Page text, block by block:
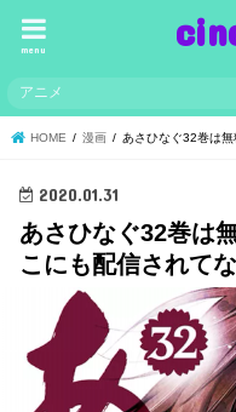
menu
アニメ
HOME 漫画 あさひなぐ32巻は
2020.01.31
あさひなぐ32巻は
こにも配信されてな